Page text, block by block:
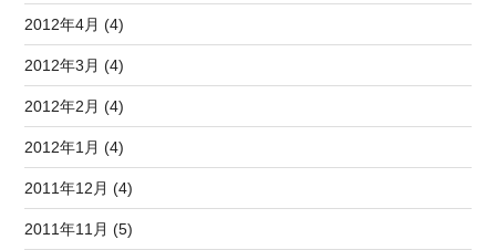
2012年4月 (4)
2012年3月 (4)
2012年2月 (4)
2012年1月 (4)
2011年12月 (4)
2011年11月 (5)